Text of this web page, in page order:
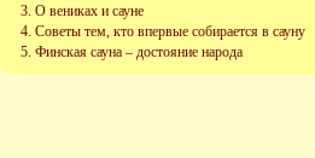
О вениках и сауне
Советы тем, кто впервые собирается в сауну
Финская сауна – достояние народа